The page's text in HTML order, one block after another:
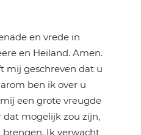
en vrede in
en Heiland. Amen.
mij geschreven dat u
ben ik over u
een grote vreugde
dat mogelijk zou zijn,
Ik verwacht